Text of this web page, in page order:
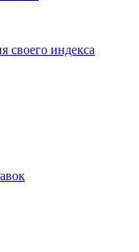
Банков
своего индекса